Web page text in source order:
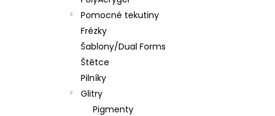
Pomocné tekutiny
Frézky
Šablony/Dual Forms
Štětce
Pilníky
Glitry
Pigmenty
PĚNOVÝ PILNÍK HALFMOON 120/180 1KS
39 Kč